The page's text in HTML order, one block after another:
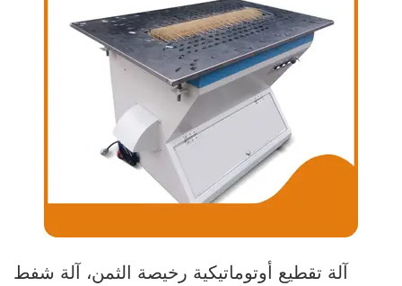
آلة تقطيع أوتوماتيكية رخيصة الثمن، آلة شفط